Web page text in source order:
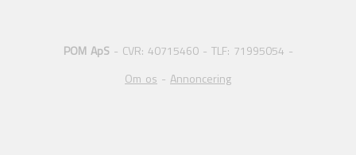
POM ApS- CVR: 40715460 - TLF: 71995054 -
Om os - Annoncering